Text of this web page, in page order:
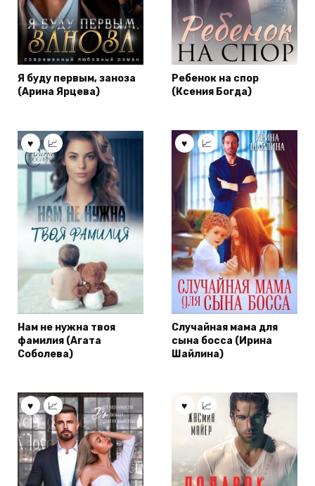
Я буду первым, заноза
(Арина Ярцева)
Ребенок на спор
(Ксения Богда)
Нам не нужна твоя
фамилия (Агата
Соболева)
Случайная мама для
сына босса (Ирина
Шайлина)